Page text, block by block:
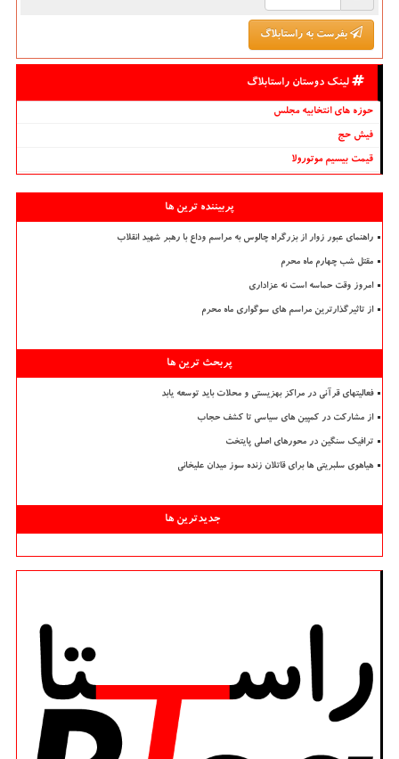
بفرست به راستابلاگ
لینک دوستان راستابلاگ
حوزه های انتخابیه مجلس
فیش حج
قیمت بیسیم موتورولا
پربیننده ترین ها
راهنمای عبور زوار از بزرگراه چالوس به مراسم وداع با رهبر شهید انقلاب
مقتل شب چهارم ماه محرم
امروز وقت حماسه است نه عزاداری
از تاثیرگذارترین مراسم های سوگواری ماه محرم
پربحث ترین ها
فعالیتهای قرآنی در مراکز بهزیستی و محلات باید توسعه یابد
از مشارکت در کمپین های سیاسی تا کشف حجاب
ترافیک سنگین در محورهای اصلی پایتخت
هیاهوی سلبریتی ها برای قاتلان زنده سوز میدان علیخانی
جدیدترین ها